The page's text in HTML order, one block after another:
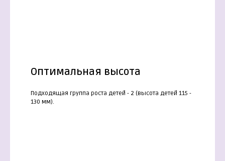
Оптимальная высота
Подходящая группа роста детей - 2 (высота детей 115 -
130 мм).